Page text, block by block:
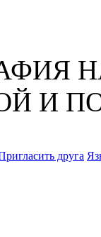
И
друга